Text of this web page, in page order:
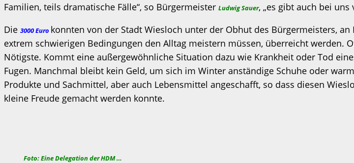
Familien, teils dramatische Fälle“, so Bürgermeister Ludwig Sauer, „es gibt auch bei
Die 3000 Euro konnten von der Stadt Wiesloch unter der Obhut des Bürgermeisters,
extrem schwierigen Bedingungen den Alltag meistern müssen, überreicht werden.
Nötigste. Kommt eine außergewöhnliche Situation dazu wie Krankheit oder Tod
Fugen. Manchmal bleibt kein Geld, um sich im Winter anständige Schuhe oder
Produkte und Sachmittel, aber auch Lebensmittel angeschafft, so dass diesen
kleine Freude gemacht werden konnte.
Foto: Eine Delegation der HDM …